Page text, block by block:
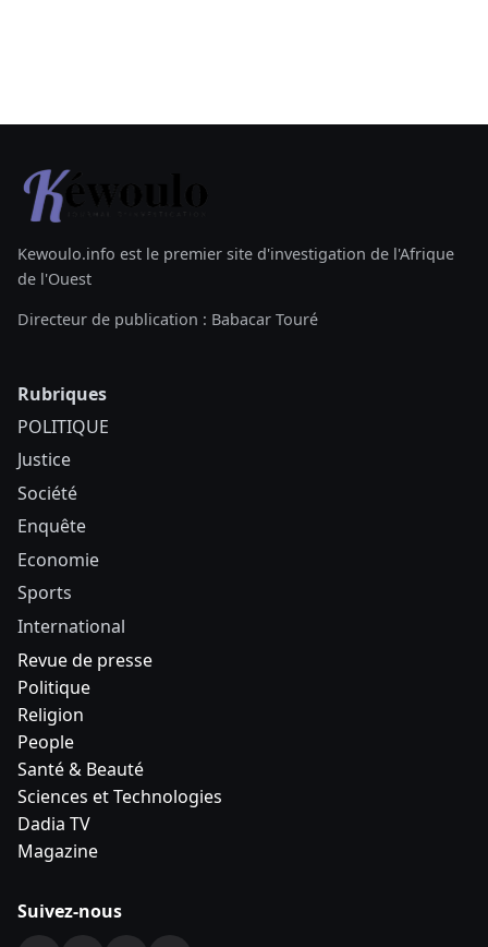
Kewoulo.info est le premier site d'investigation de l'Afrique
de l'Ouest
Directeur de publication : Babacar Touré
Rubriques
POLITIQUE
Justice
Société
Enquête
Economie
Sports
International
Revue de presse
Politique
Religion
People
Santé & Beauté
Sciences et Technologies
Dadia TV
Magazine
Suivez-nous